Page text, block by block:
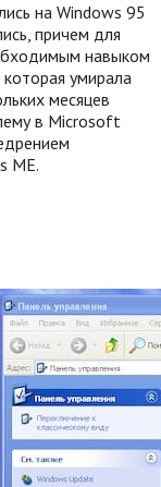
на Windows 95
причем для
навыком
умирала
месяцев
в Microsoft
ME.